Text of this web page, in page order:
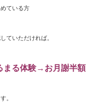
ている方
ていただければ。
る体験→お月謝半額
。